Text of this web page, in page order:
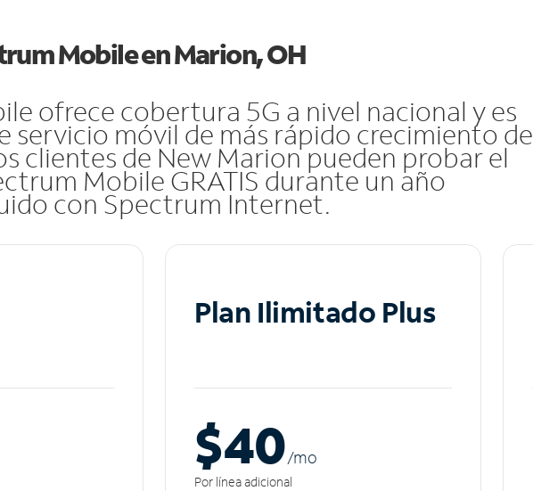
Mobile en Marion, OH
ofrece cobertura 5G a nivel nacional y es
servicio móvil de más rápido crecimiento
clientes de New Marion pueden probar el
Mobile GRATIS durante un año
con Spectrum Internet.
Plan Ilimitado Plus
$40/mo
Por línea adicional